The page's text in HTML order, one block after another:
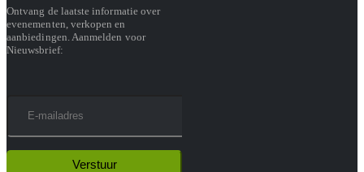
Ontvang de laatste informatie over
evenementen, verkopen en
aanbiedingen. Aanmelden voor
Nieuwsbrief: